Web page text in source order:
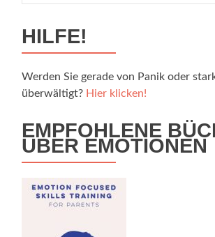
HILFE!
Werden Sie gerade von Panik oder
überwältigt? Hier klicken!
EMPFOHLENE
ÜBER EMOTIONEN